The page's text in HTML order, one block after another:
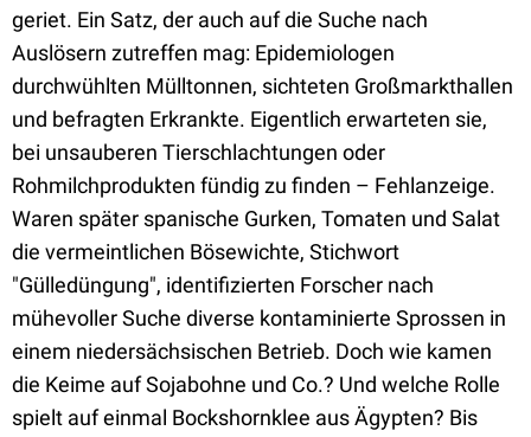
geriet. Ein Satz, der auch auf die Suche nach
Auslösern zutreffen mag: Epidemiologen
durchwühlten Mülltonnen, sichteten Großmarkthallen
und befragten Erkrankte. Eigentlich erwarteten sie,
bei unsauberen Tierschlachtungen oder
Rohmilchprodukten fündig zu finden – Fehlanzeige.
Waren später spanische Gurken, Tomaten und Salat
die vermeintlichen Bösewichte, Stichwort
"Gülledüngung", identifizierten Forscher nach
mühevoller Suche diverse kontaminierte Sprossen in
einem niedersächsischen Betrieb. Doch wie kamen
die Keime auf Sojabohne und Co.? Und welche Rolle
spielt auf einmal Bockshornklee aus Ägypten? Bis